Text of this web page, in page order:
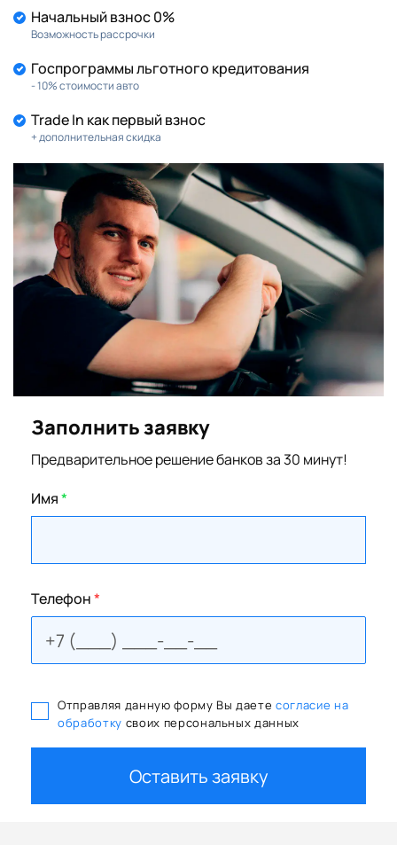
Начальный взнос 0%
Возможность рассрочки
Госпрограммы льготного кредитования
- 10% стоимости авто
Trade In как первый взнос
+ дополнительная скидка
Заполнить заявку
Предварительное решение банков за 30 минут!
Имя*
Телефон*
Отправляя данную форму Вы даете согласие на
обработку своих персональных данных
Оставить заявку